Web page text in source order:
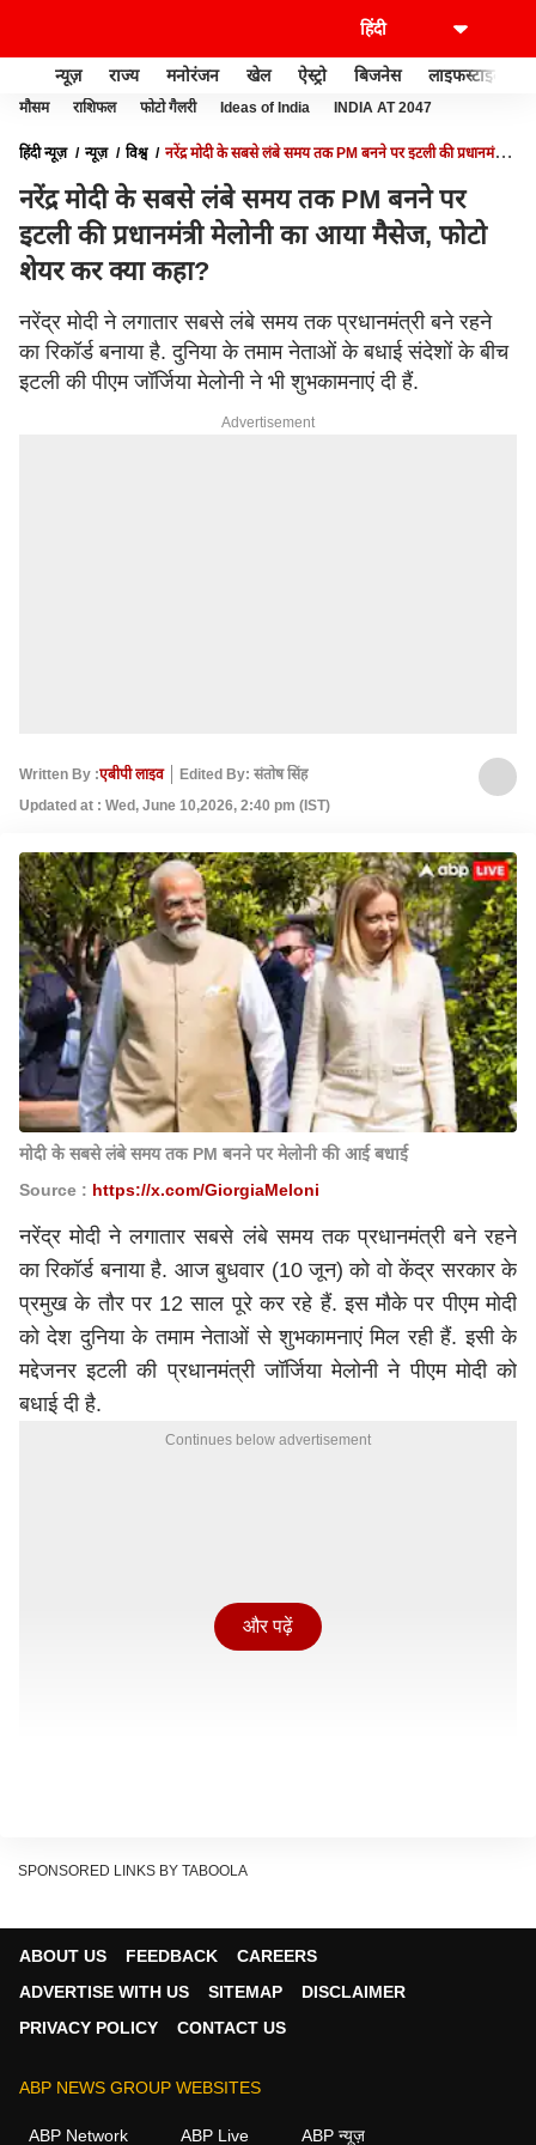
न्यूज़ राज्य मनोरंजन खेल ऐस्ट्रो बिजनेस लाइफस्टाइल
मौसम राशिफल फोटो गैलरी Ideas of India INDIA AT 2047
हिंदी न्यूज़ न्यूज़ विश्व
नरेंद्र मोदी के सबसे लंबे समय तक PM बनने पर इटली की प्रधानमंत्री
नरेंद्र मोदी के सबसे लंबे समय तक PM बनने पर
इटली की प्रधानमंत्री मेलोनी का आया मैसेज, फोटो
शेयर कर क्या कहा?
नरेंद्र मोदी ने लगातार सबसे लंबे समय तक प्रधानमंत्री बने रहने
का रिकॉर्ड बनाया है. दुनिया के तमाम नेताओं के बधाई संदेशों के बीच
इटली की पीएम जॉर्जिया मेलोनी ने भी शुभकामनाएं दी हैं.
Advertisement
Written By :एबीपी लाइव
Edited By: संतोष सिंह
Updated at : Wed, June 10,2026, 2:40 pm (IST)
मोदी के सबसे लंबे समय तक PM बनने पर मेलोनी की आई बधाई
Source : https://x.com/GiorgiaMeloni
नरेंद्र मोदी ने लगातार सबसे लंबे समय तक प्रधानमंत्री बने रहने
का रिकॉर्ड बनाया है. आज बुधवार (10 जून) को वो केंद्र सरकार के
प्रमुख के तौर पर 12 साल पूरे कर रहे हैं. इस मौके पर पीएम मोदी
को देश दुनिया के तमाम नेताओं से शुभकामनाएं मिल रही हैं. इसी के
मद्देजनर इटली की प्रधानमंत्री जॉर्जिया मेलोनी ने पीएम मोदी को
बधाई दी है.
Continues below advertisement
करने वाले निर्वाचित प्रधानमंत्री बन गए हैं.
और पढ़ें
SPONSORED LINKS BY TABOOLA
ABOUT US FEEDBACK
CAREERS
ADVERTISE WITH US
SITEMAP
DISCLAIMER
PRIVACY POLICY
CONTACT US
ABP NEWS GROUP WEBSITES
ABP Network ABP Live ABP न्यूज़